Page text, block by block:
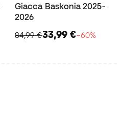
Giacca Baskonia 2025-
2026
84,99 €33,99 €−60%